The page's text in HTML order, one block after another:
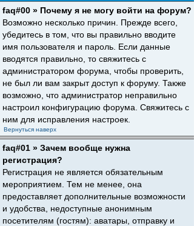
faq#00 » Почему я не могу войти на форум?
Возможно несколько причин. Прежде всего,
убедитесь в том, что вы правильно вводите
имя пользователя и пароль. Если данные
вводятся правильно, то свяжитесь с
администратором форума, чтобы проверить,
не был ли вам закрыт доступ к форуму. Также
возможно, что администратор неправильно
настроил конфигурацию форума. Свяжитесь с
ним для исправления настроек.
Вернуться наверх
faq#01 » Зачем вообще нужна
регистрация?
Регистрация не является обязательным
мероприятием. Тем не менее, она
предоставляет дополнительные возможности
и удобства, недоступные анонимным
посетителям (гостям): аватары, отправку и